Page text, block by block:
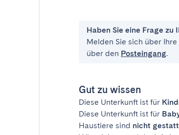
Haben Sie eine Frage zu
Melden Sie sich über
über den Posteingang.
Gut zu wissen
Diese Unterkunft ist für
Diese Unterkunft ist für
Haustiere sind nicht